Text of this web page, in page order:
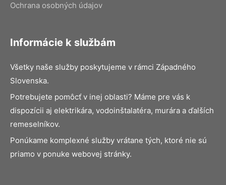
Ochrana osobných údajov
Informácie k službám
Všetky naše služby poskytujeme v rámci Západného
Slovenska.
Potrebujete pomôcť v inej oblasti? Máme pre vás k
dispozícii aj elektrikára, vodoinštalatéra, murára a ďalších
remeselníkov.
Ponúkame komplexné služby vrátane tých, ktoré nie sú
priamo v ponuke webovej stránky.